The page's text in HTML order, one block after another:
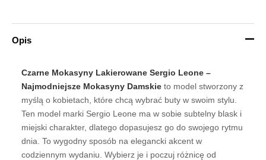
Opis
Czarne Mokasyny Lakierowane Sergio Leone –
Najmodniejsze Mokasyny Damskie to model stworzony z
myślą o kobietach, które chcą wybrać buty w swoim stylu.
Ten model marki Sergio Leone ma w sobie subtelny blask i
miejski charakter, dlatego dopasujesz go do swojego rytmu
dnia. To wygodny sposób na elegancki akcent w
codziennym wydaniu. Wybierz je i poczuj różnicę od